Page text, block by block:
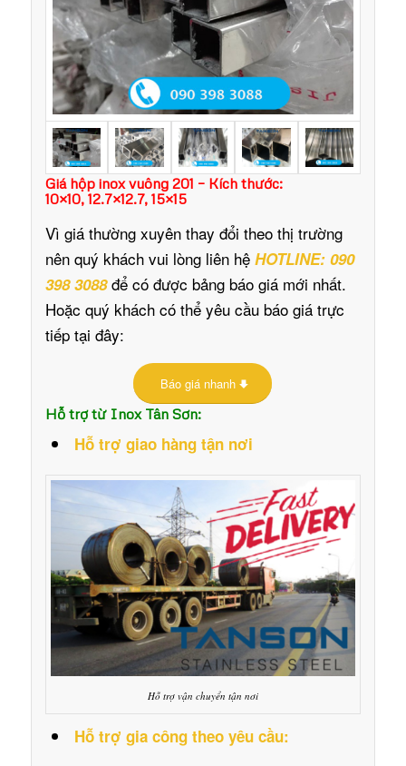
Giá hộp inox vuông 201 – Kích thước:
10×10, 12.7×12.7, 15×15
Vì giá thường xuyên thay đổi theo thị trường
nên quý khách vui lòng liên hệ HOTLINE: 090
398 3088để có được bảng báo giá mới nhất.
Hoặc quý khách có thể yêu cầu báo giá trực
tiếp tại đây:
Báo giá nhanh
Hỗ trợ từ Inox Tân Sơn:
Hỗ trợ giao hàng tận nơi
Hỗ trợ vận chuyển tận nơi
Hỗ trợ gia công theo yêu cầu: